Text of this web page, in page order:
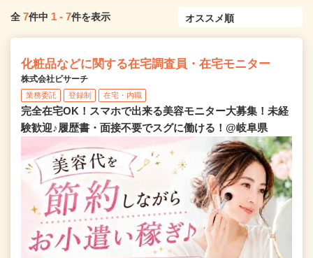
全 7件中 1 - 7件を表示
化粧品などに関する在宅調査員・在宅モニター
株式会社ビサーチ
業務委託 登録制 在宅・内職
完全在宅OK！スマホで出来る美容モニター大募集！未経
験歓迎♪履歴書・面接不要でスグに働ける！@岐阜県